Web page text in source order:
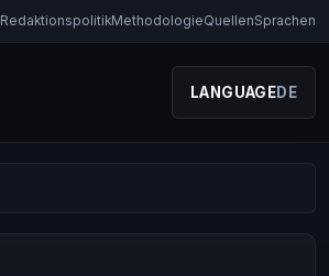
RedaktionspolitikMethodologieQuellenSprachen
LANGUAGEDE